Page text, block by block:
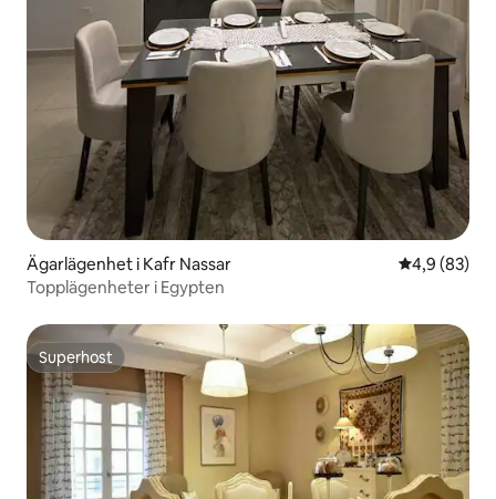
Ägarlägenhet i Kafr Nassar 4,9 av 5 i
4,9 (83)
Topplägenheter i Egypten
Superhost
Superhost